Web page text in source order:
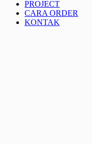
PROJECT
CARA ORDER
KONTAK